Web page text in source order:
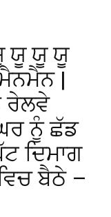
ਯੂ ਯੂ ਯੂ
|
ਰੇਲਵੇ
ਨੂੰ ਛੱਡ
ਦਿਮਾਗ
ਬੈਠੇ –